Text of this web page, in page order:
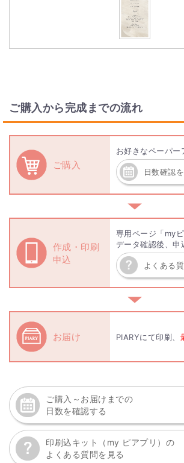
ご購入から完成までの流れ
ご購入
お好きなペーパー
日数確認
▼
作成・印刷
申込
専用ページ「my
データ確認後、申
よくある
▼
お届け PIARYにて印刷、
ご購入～お届けまでの
日数を確認する
印刷込キット（my ピアプリ）の
よくある質問を見る